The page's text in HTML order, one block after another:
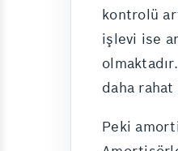
kontrolü
işlevi ise
daha rahat
Peki